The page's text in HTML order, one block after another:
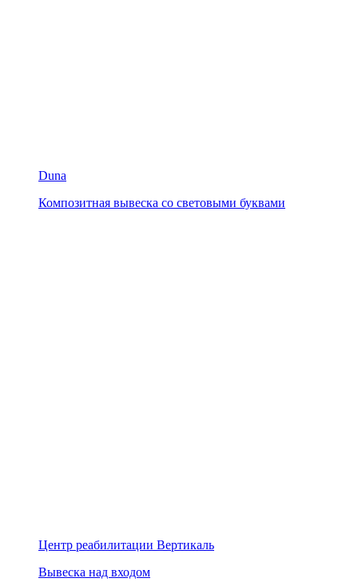
Duna
Композитная вывеска со световыми буквами
Центр реабилитации Вертикаль
Вывеска над входом